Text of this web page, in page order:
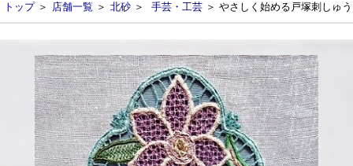
トップ＞ 店舗一覧 ＞ 北砂 ＞ 手芸・工芸 ＞ やさしく始める戸塚刺しゅう